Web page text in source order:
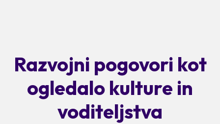
Razvojni pogovori kot
ogledalo kulture in
voditeljstva